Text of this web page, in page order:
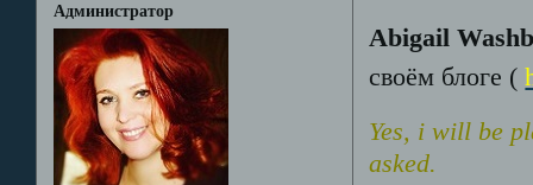
Администратор
Abigail
своём блоге (
Yes, i will be
asked.